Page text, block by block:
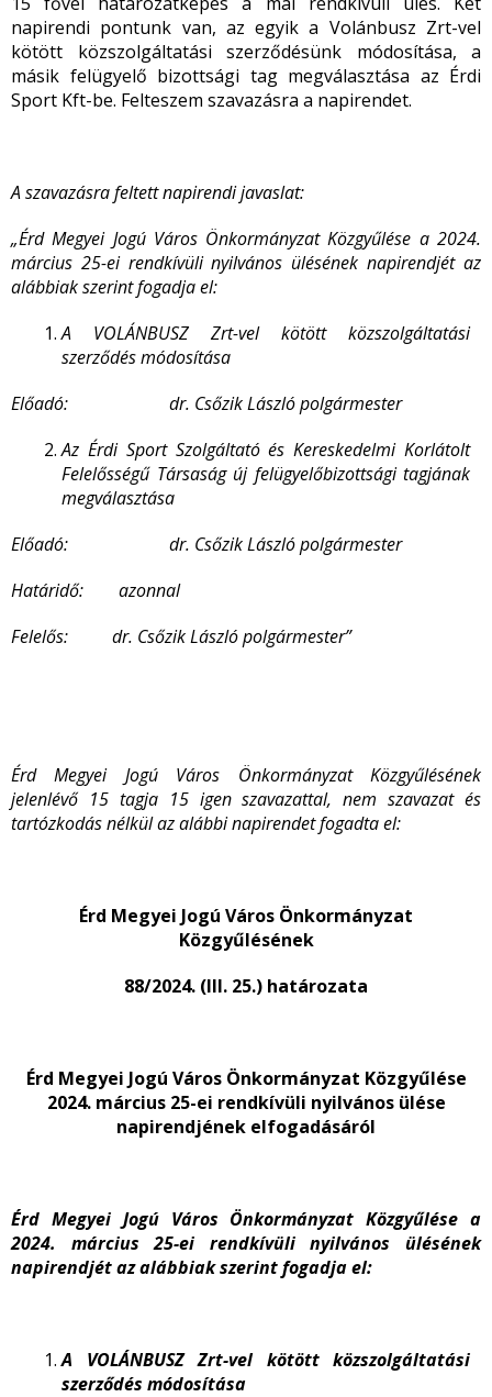
napirendi pontunk van, az egyik a Volánbusz Zrt-vel
kötött közszolgáltatási szerződésünk módosítása, a
másik felügyelő bizottsági tag megválasztása az Érdi
Sport Kft-be. Felteszem szavazásra a napirendet.
A szavazásra feltett napirendi javaslat:
„Érd Megyei Jogú Város Önkormányzat Közgyűlése a 2024.
március 25-ei rendkívüli nyilvános ülésének napirendjét az
alábbiak szerint fogadja el:
A VOLÁNBUSZ Zrt-vel kötött közszolgáltatási
szerződés módosítása
Előadó: dr. Csőzik László polgármester
Az Érdi Sport Szolgáltató és Kereskedelmi Korlátolt
Felelősségű Társaság új felügyelőbizottsági tagjának
megválasztása
Előadó: dr. Csőzik László polgármester
Határidő: azonnal
Felelős: dr. Csőzik László polgármester”
Érd Megyei Jogú Város Önkormányzat Közgyűlésének
jelenlévő 15 tagja 15 igen szavazattal, nem szavazat és
tartózkodás nélkül az alábbi napirendet fogadta el:
Érd Megyei Jogú Város Önkormányzat
Közgyűlésének
88/2024. (III. 25.) határozata
Érd Megyei Jogú Város Önkormányzat Közgyűlése
2024. március 25-ei rendkívüli nyilvános ülése
napirendjének elfogadásáról
Érd Megyei Jogú Város Önkormányzat Közgyűlése a
2024. március 25-ei rendkívüli nyilvános ülésének
napirendjét az alábbiak szerint fogadja el:
A VOLÁNBUSZ Zrt-vel kötött közszolgáltatási
szerződés módosítása